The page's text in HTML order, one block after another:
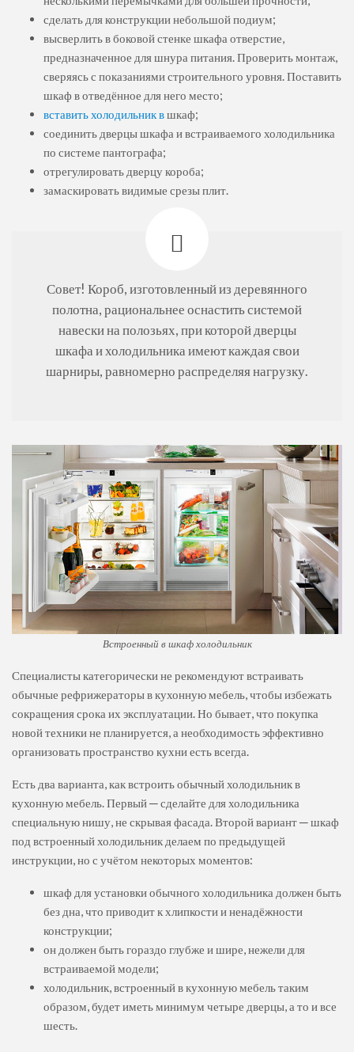
сделать для конструкции небольшой подиум;
высверлить в боковой стенке шкафа отверстие,
предназначенное для шнура питания. Проверить монтаж,
сверяясь с показаниями строительного уровня. Поставить
шкаф в отведённое для него место;
вставить холодильник вшкаф;
соединить дверцы шкафа и встраиваемого холодильника
по системе пантографа;
отрегулировать дверцу короба;
замаскировать видимые срезы плит.
Совет! Короб, изготовленный из деревянного
полотна, рациональнее оснастить системой
навески на полозьях, при которой дверцы
шкафа и холодильника имеют каждая свои
шарниры, равномерно распределяя нагрузку.
Встроенный в шкаф холодильник
Специалисты категорически не рекомендуют встраивать
обычные рефрижераторы в кухонную мебель, чтобы избежать
сокращения срока их эксплуатации. Но бывает, что покупка
новой техники не планируется, а необходимость эффективно
организовать пространство кухни есть всегда.
Есть два варианта, как встроить обычный холодильник в
кухонную мебель. Первый ─ сделайте для холодильника
специальную нишу, не скрывая фасада. Второй вариант ─ шкаф
под встроенный холодильник делаем по предыдущей
инструкции, но с учётом некоторых моментов:
шкаф для установки обычного холодильника должен быть
без дна, что приводит к хлипкости и ненадёжности
конструкции;
он должен быть гораздо глубже и шире, нежели для
встраиваемой модели;
холодильник, встроенный в кухонную мебель таким
образом, будет иметь минимум четыре дверцы, а то и все
шесть.